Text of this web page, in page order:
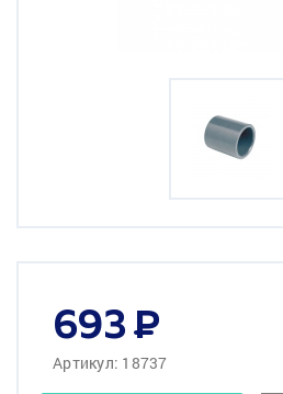
693
Артикул: 18737